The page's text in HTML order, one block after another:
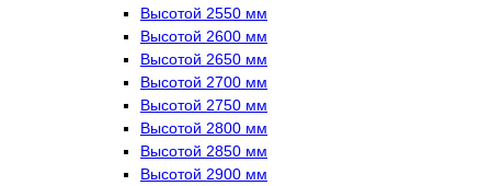
Высотой 2550 мм
Высотой 2600 мм
Высотой 2650 мм
Высотой 2700 мм
Высотой 2750 мм
Высотой 2800 мм
Высотой 2850 мм
Высотой 2900 мм